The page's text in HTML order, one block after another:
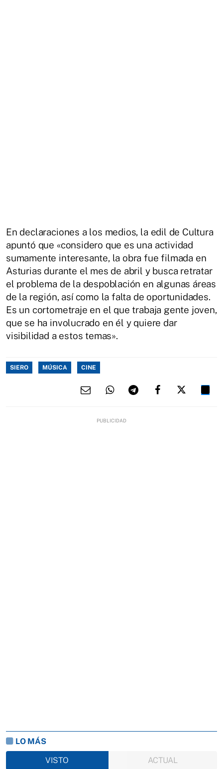
En declaraciones a los medios, la edil de Cultura
apuntó que «considero que es una actividad
sumamente interesante, la obra fue filmada en
Asturias durante el mes de abril y busca retratar
el problema de la despoblación en algunas áreas
de la región, así como la falta de oportunidades.
Es un cortometraje en el que trabaja gente joven,
que se ha involucrado en él y quiere dar
visibilidad a estos temas».
SIERO MÚSICA CINE
LO MÁS
VISTO
ACTUAL